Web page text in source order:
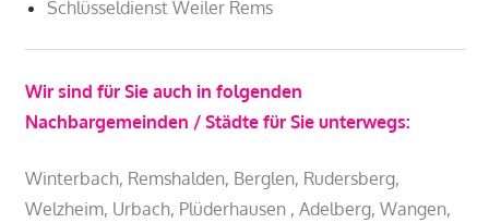
Schlüsseldienst Weiler Rems
Wir sind für Sie auch in folgenden
Nachbargemeinden / Städte für Sie unterwegs:
Winterbach, Remshalden, Berglen, Rudersberg,
Welzheim, Urbach, Plüderhausen , Adelberg, Wangen,